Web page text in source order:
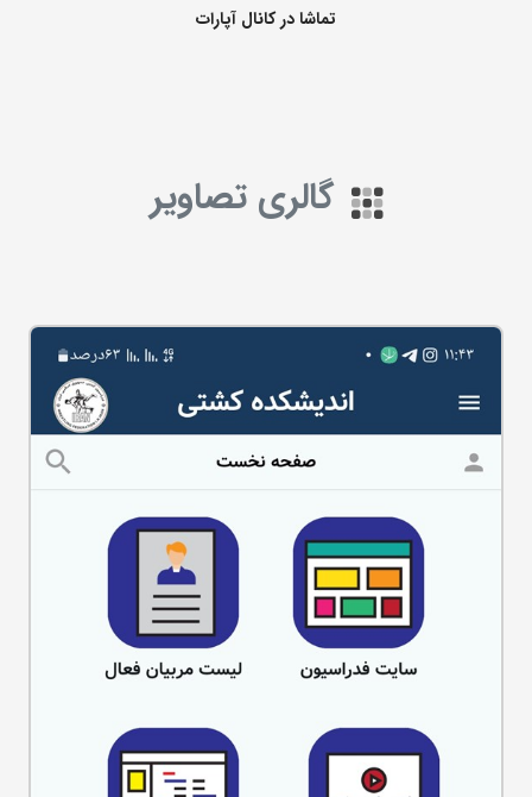
تماشا در کانال آپارات
گالری تصاویر